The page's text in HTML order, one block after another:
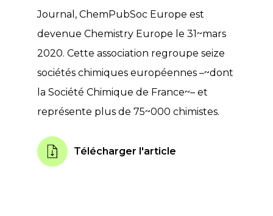
Journal, ChemPubSoc Europe est
devenue Chemistry Europe le 31~mars
2020. Cette association regroupe seize
sociétés chimiques européennes –~dont
la Société Chimique de France~– et
représente plus de 75~000 chimistes.
Télécharger l'article